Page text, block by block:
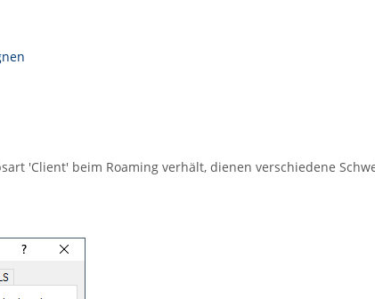
'Client' beim Roaming verhält, dienen verschiedene